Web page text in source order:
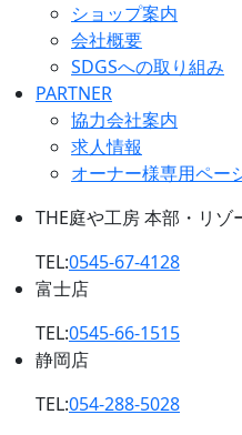
ショップ案内
会社概要
SDGSへの取り組み
PARTNER
協力会社案内
求人情報
オーナー様専用ペー
THE庭や工房 本部・リゾ
TEL:0545-67-4128
富士店
TEL:0545-66-1515
静岡店
TEL:054-288-5028